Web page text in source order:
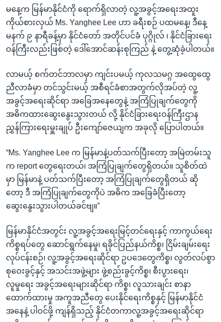
မနေ့က မြန်မာနိုင်ငံကို ရောက်ရှိလာတဲ့ လူ့အခွင့်အရေးအထူး
ကိုယ်စားလှယ် Ms. Yanghee Lee ဟာ ခရီးစဉ် ပထမနေ့၊ ဒီနေ့
မနက် ၉ နာရီခန့်မှာ နိုင်ငံတော် အတိုင်ပင်ခံ ပုဂ္ဂိုလ် ၊ နိုင်ငံခြားရေး
ဝန်ကြီးလည်းဖြစ်တဲ့ ဒေါ်အောင်ဆန်းစုကြည် နဲ့ တွေ့ဆုံခဲ့ပါတယ်။
လာမယ့် စက်တင်ဘာလမှာ ကျင်းပမယ့် ကုလသမဂ္ဂ အထွေထွေ
ညီလာခံမှာ တင်သွင်းမယ့် အစီရင်ခံစာအတွက်လိုအပ်တဲ့ လူ့
အခွင့်အရေးဆိုင်ရာ အခြေအနေတွေနဲ့ အကြံပြုချက်တွေကို
အဓိကထားဆွေးနွေးသွားတယ် လို့ နိုင်ငံခြားရေးဝန်ကြီးဌာန
ညွှန်ကြားရေးမှူးချုပ် ဦးကျော်ဇေယျက အခုလို ပြောပါတယ်။
“Ms. Yanghee Lee က မြန်မာနဲ့ပတ်သက်ပြီးတော့ အမြဲတမ်းသူ
က report တွေရေးတယ်၊ အကြံပြုချက်တွေရှိတယ်။ သူစိတ်ထဲ
မှာ မြန်မာနဲ့ ပတ်သက်ပြီးတော့ အကြံပြုချက်တွေရှိတယ် ဆို
တော့ ဒီ အကြံပြုချက်တွေကိုပဲ အဓိက အခြေခံပြီးတော့
ဆွေးနွေးသွားပါတယ်ခင်ဗျ။”
မြန်မာနိုင်ငံအတွင်း လူ့အခွင့်အရေးမြင့်တင်ရေးနှင့် ကာကွယ်ရေး
ကိစ္စရပ်တွေ ဆောင်ရွက်နေမှု၊ ရခိုင်ပြည်နယ်ကိစ္စ၊ ငြိမ်းချမ်းရေး
လုပ်ငန်းစဉ်၊ လူ့အခွင့်အရေးဆိုင်ရာ ဥပဒေတွေကိစ္စ၊ လွတ်လပ်စွာ
စုဝေးခွင့်နှင့် အသင်းအဖွဲ့များ ဖွဲ့စည်းခွင့်ကိစ္စ၊ စီးပွားရေး၊
လူမှုရေး အခွင့်အရေးများဆိုင်ရာ ကိစ္စ၊ လူသားချင်း စာနာ
ထောက်ထားမှု အကူအညီတွေ ပေးနိုင်ရေးကိစ္စနှင့် မြန်မာနိုင်ငံ
အနေနဲ့ ပါဝင်ဖို့ ကျန်ရှိသည့် နိုင်ငံတကာလူ့အခွင့်အရေးဆိုင်ရာ